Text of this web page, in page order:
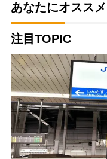
あなたにオススメ
注目TOPIC